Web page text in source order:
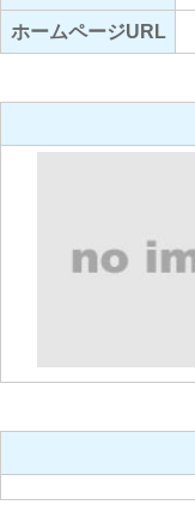
ホームページURL